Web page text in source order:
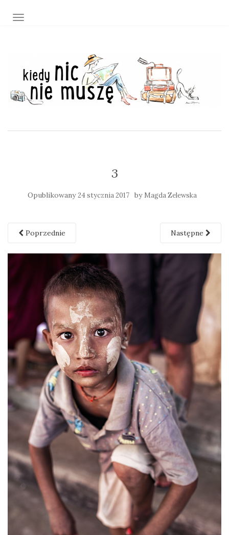
TOGGLE NAVIGATION
3
Opublikowany24 stycznia 2017 by Magda Zelewska
Poprzednie Następne